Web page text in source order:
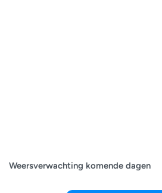
Weersverwachting komende dagen